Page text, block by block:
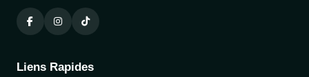
Liens Rapides